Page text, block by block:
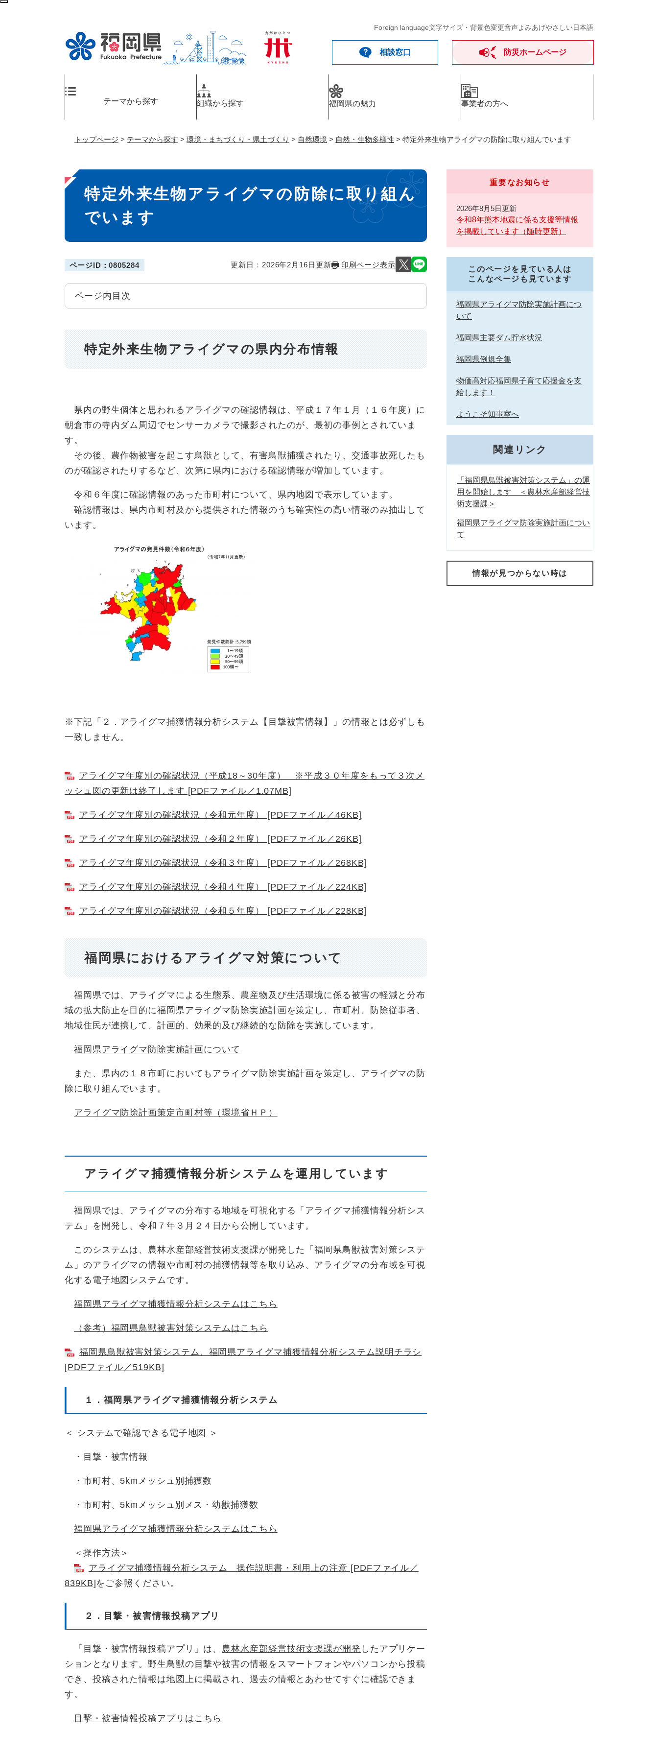
ペ
Foreign language文字サイズ・背景色変更音声よみあげやさしい日本語
相談窓口 防災ホームページ
テーマから探す 組織から探す 福岡県の魅力 事業者の方へ
トップページ > テーマから探す > 環境・まちづくり・県土づくり > 自然環境 > 自然・生物多様性 > 特定外来生物アライグマの防除に取り組んでいます
本
文
特定外来生物アライグマの防除に取り組ん
でいます
ページID：0805284 更新日：2026年2月16日更新 印刷ページ表示
ページ内目次
特定外来生物アライグマの県内分布情報
県内の野生個体と思われるアライグマの確認情報は、平成１７年１月（１６年度）に
朝倉市の寺内ダム周辺でセンサーカメラで撮影されたのが、最初の事例とされていま
す。
その後、農作物被害を起こす鳥獣として、有害鳥獣捕獲されたり、交通事故死したも
のが確認されたりするなど、次第に県内における確認情報が増加しています。
令和６年度に確認情報のあった市町村について、県内地図で表示しています。
確認情報は、県内市町村及から提供された情報のうち確実性の高い情報のみ抽出して
います。
※下記「２．アライグマ捕獲情報分析システム【目撃被害情報】」の情報とは必ずしも
一致しません。
アライグマ年度別の確認状況（平成18～30年度） ※平成３０年度をもって３次メ
ッシュ図の更新は終了します [PDFファイル／1.07MB]
アライグマ年度別の確認状況（令和元年度） [PDFファイル／46KB]
アライグマ年度別の確認状況（令和２年度） [PDFファイル／26KB]
アライグマ年度別の確認状況（令和３年度） [PDFファイル／268KB]
アライグマ年度別の確認状況（令和４年度） [PDFファイル／224KB]
アライグマ年度別の確認状況（令和５年度） [PDFファイル／228KB]
福岡県におけるアライグマ対策について
福岡県では、アライグマによる生態系、農産物及び生活環境に係る被害の軽減と分布
域の拡大防止を目的に福岡県アライグマ防除実施計画を策定し、市町村、防除従事者、
地域住民が連携して、計画的、効果的及び継続的な防除を実施しています。
福岡県アライグマ防除実施計画について
また、県内の１８市町においてもアライグマ防除実施計画を策定し、アライグマの防
除に取り組んでいます。
アライグマ防除計画策定市町村等（環境省ＨＰ）
アライグマ捕獲情報分析システムを運用しています
福岡県では、アライグマの分布する地域を可視化する「アライグマ捕獲情報分析シス
テム」を開発し、令和７年３月２４日から公開しています。
このシステムは、農林水産部経営技術支援課が開発した「福岡県鳥獣被害対策システ
ム」のアライグマの情報や市町村の捕獲情報等を取り込み、アライグマの分布域を可視
化する電子地図システムです。
福岡県アライグマ捕獲情報分析システムはこちら
（参考）福岡県鳥獣被害対策システムはこちら
福岡県鳥獣被害対策システム、福岡県アライグマ捕獲情報分析システム説明チラシ
[PDFファイル／519KB]
１．福岡県アライグマ捕獲情報分析システム
＜ システムで確認できる電子地図 ＞
・目撃・被害情報
・市町村、5kmメッシュ別捕獲数
・市町村、5kmメッシュ別メス・幼獣捕獲数
福岡県アライグマ捕獲情報分析システムはこちら
＜操作方法＞
アライグマ捕獲情報分析システム 操作説明書・利用上の注意 [PDFファイル／
839KB] をご参照ください。
２．目撃・被害情報投稿アプリ
「目撃・被害情報投稿アプリ」は、 農林水産部経営技術支援課が開発 したアプリケー
ションとなります。野生鳥獣の目撃や被害の情報をスマートフォンやパソコンから投稿
でき、投稿された情報は地図上に掲載され、過去の情報とあわせてすぐに確認できま
す。
目撃・被害情報投稿アプリはこちら
重要なお知らせ
2026年8月5日更新
令和8年熊本地震に係る支援等情報
を掲載しています（随時更新）
このページを見ている人は
こんなページも見ています
福岡県アライグマ防除実施計画につ
いて
福岡県主要ダム貯水状況
福岡県例規全集
物価高対応福岡県子育て応援金を支
給します！
ようこそ知事室へ
関連リンク
「福岡県鳥獣被害対策システム」の運
用を開始します ＜農林水産部経営技
術支援課＞
福岡県アライグマ防除実施計画につい
て
情報が見つからない時は